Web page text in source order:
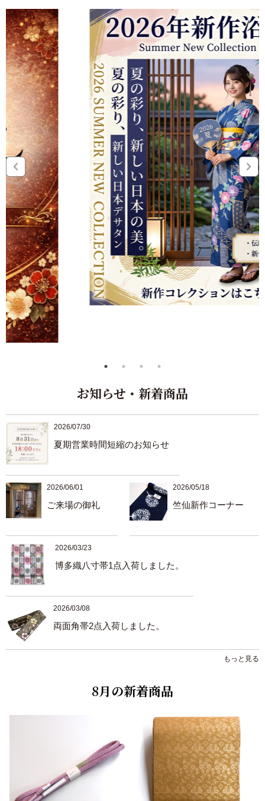
お知らせ・新着商品
2026/07/30
夏期営業時間短縮のお知らせ
2026/06/01
ご来場の御礼
2026/05/18
竺仙新作コーナー
2026/03/23
博多織八寸帯1点入荷しました。
2026/03/08
両面角帯2点入荷しました。
本場黄八丈の手織り角帯
引箔 無地袋帯
2026/02/09
もっと見る
8月の新着商品